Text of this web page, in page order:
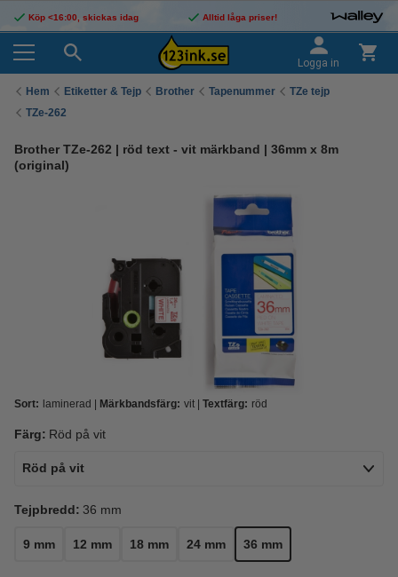
Köp <16:00, skickas idag Alltid låga priser!
Logga in
Hem Etiketter & Tejp Brother Tapenummer
TZe tejp
TZe-262
Brother TZe-262 | röd text - vit märkband | 36mm x 8m
(original)
Sort: laminerad Märkbandsfärg: vit Textfärg: röd
Färg: Röd på vit
Röd på vit
Tejpbredd: 36 mm
9 mm 12 mm 18 mm 24 mm 36 mm